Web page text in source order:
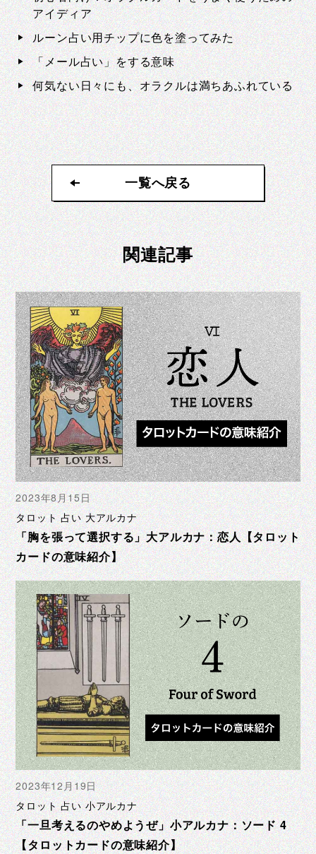
アイディア
ルーン占い用チップに色を塗ってみた
「メール占い」をする意味
何気ない日々にも、オラクルは満ちあふれている
一覧へ戻る
一覧へ戻る
関連記事
2023年8月15日
タロット 占い 大アルカナ
「胸を張って選択する」大アルカナ：恋人【タロット
カードの意味紹介】
2023年12月19日
タロット 占い 小アルカナ
「一旦考えるのやめようぜ」小アルカナ：ソード 4
【タロットカードの意味紹介】